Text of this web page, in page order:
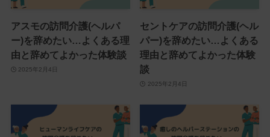
アスモの訪問介護(ヘルパ
ー)を辞めたい…よくある理
由と辞めてよかった体験談
2025年2月4日
セントケアの訪問介護(ヘル
パー)を辞めたい…よくある
理由と辞めてよかった体験
談
2025年2月4日